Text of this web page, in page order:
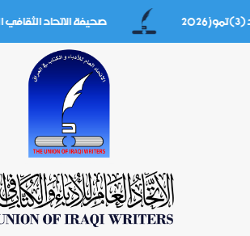
صحيفة الاتحاد الثقافي العدد(104)-تموز-2026